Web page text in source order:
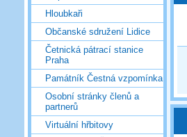
Hloubkaři
Občanské sdružení Lidice
Četnická pátrací stanice
Praha
Památník Čestná vzpomínka
Osobní stránky členů a
partnerů
Virtuální hřbitovy